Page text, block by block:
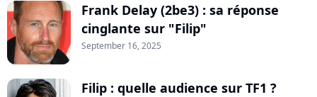
Frank Delay (2be3) : sa réponse
cinglante sur "Filip"
September 16, 2025
Filip : quelle audience sur TF1 ?